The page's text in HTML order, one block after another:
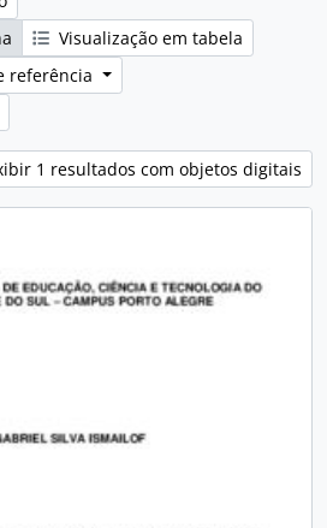
Visualização em tabela
referência
1 resultados com objetos digitais